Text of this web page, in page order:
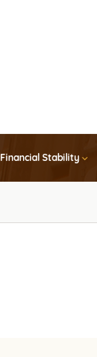
Financial Stability